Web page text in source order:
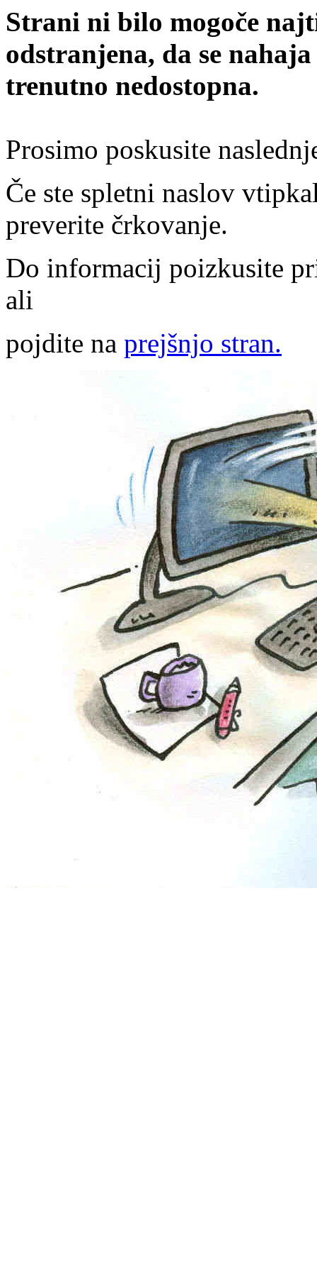
Strani ni bilo mogoče
odstranjena, da se
trenutno nedostopna.
Prosimo poskusite
Če ste spletni naslov
preverite črkovanje.
Do informacij poizkusite
ali
pojdite na prejšnjo stran.